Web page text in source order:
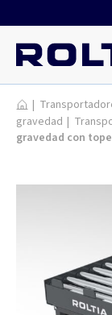
Productos
|
gravedad |
gravedad con